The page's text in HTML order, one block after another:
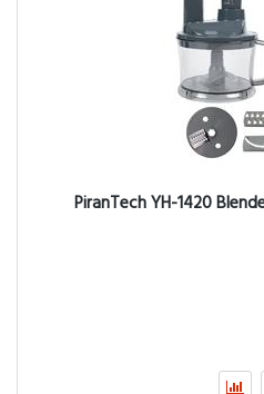
PiranTech YH-1420